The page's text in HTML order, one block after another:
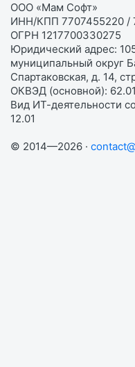
ООО «Мам Софт»
ИНН/КПП 7707455220 /
ОГРН 1217700330275
Юридический адрес:
муниципальный округ
Спартаковская, д. 14,
ОКВЭД (основной): 62.01
Вид ИТ-деятельности
12.01
© 2014—2026 ·